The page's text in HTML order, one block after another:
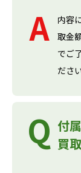
内容
取金
でご
ださい
付
買